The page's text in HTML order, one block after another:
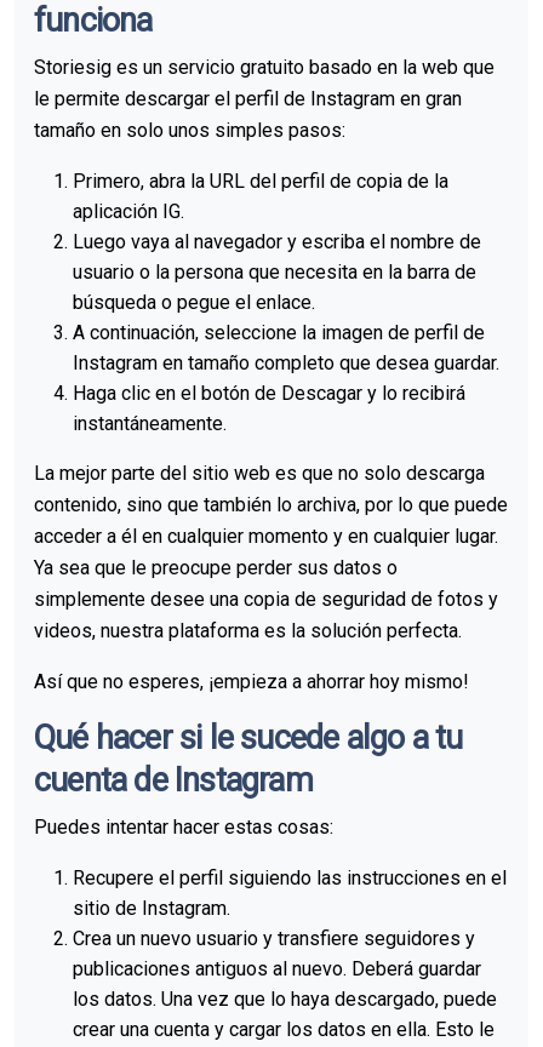
funciona
Storiesig es un servicio gratuito basado en la web que
le permite descargar el perfil de Instagram en gran
tamaño en solo unos simples pasos:
Primero, abra la URL del perfil de copia de la
aplicación IG.
Luego vaya al navegador y escriba el nombre de
usuario o la persona que necesita en la barra de
búsqueda o pegue el enlace.
A continuación, seleccione la imagen de perfil de
Instagram en tamaño completo que desea guardar.
Haga clic en el botón de Descagar y lo recibirá
instantáneamente.
La mejor parte del sitio web es que no solo descarga
contenido, sino que también lo archiva, por lo que puede
acceder a él en cualquier momento y en cualquier lugar.
Ya sea que le preocupe perder sus datos o
simplemente desee una copia de seguridad de fotos y
videos, nuestra plataforma es la solución perfecta.
Así que no esperes, ¡empieza a ahorrar hoy mismo!
Qué hacer si le sucede algo a tu
cuenta de Instagram
Puedes intentar hacer estas cosas:
Recupere el perfil siguiendo las instrucciones en el
sitio de Instagram.
Crea un nuevo usuario y transfiere seguidores y
publicaciones antiguos al nuevo. Deberá guardar
los datos. Una vez que lo haya descargado, puede
crear una cuenta y cargar los datos en ella. Esto le